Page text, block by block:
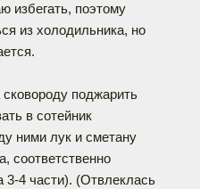
избегать, поэтому
из холодильника, но
поджарить
в сотейник
ними лук и сметану
соответственно
3-4 части). (Отвлеклась